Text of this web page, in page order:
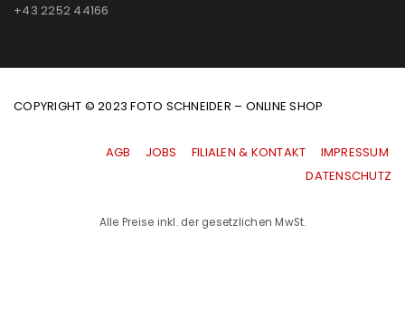
+43 2252 44166
COPYRIGHT © 2023 FOTO SCHNEIDER – ONLINE SHOP
AGB JOBS FILIALEN & KONTAKT
IMPRESSUM
|DATENSCHUTZ
Alle Preise inkl. der gesetzlichen MwSt.